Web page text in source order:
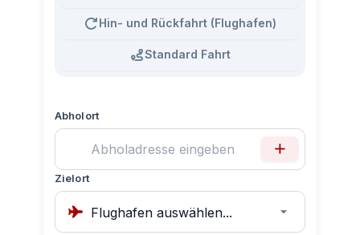
Hin- und Rückfahrt (Flughafen)
Standard Fahrt
Abholort
Zielort